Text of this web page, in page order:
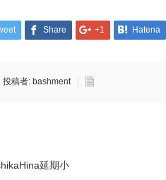
Share +1 Hatena
投稿者: bashment
延期小